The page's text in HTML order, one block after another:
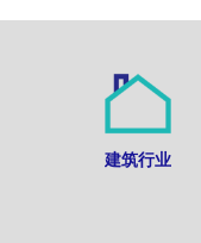
建筑行业